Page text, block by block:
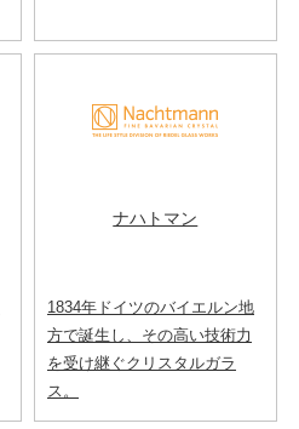
ナハトマン
1834年ドイツのバイエルン地
方で誕生し、その高い技術力
を受け継ぐクリスタルガラ
ス。